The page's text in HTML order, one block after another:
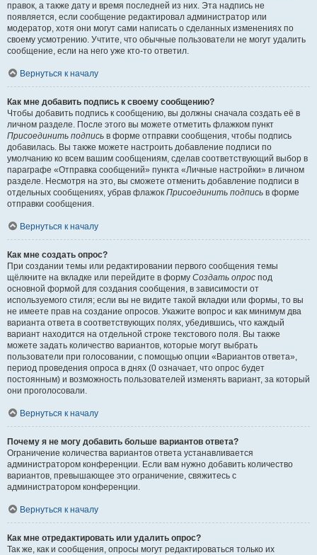
правок, а также дату и время последней из них. Эта надпись не
появляется, если сообщение редактировал администратор или
модератор, хотя они могут сами написать о сделанных изменениях по
своему усмотрению. Учтите, что обычные пользователи не могут удалить
сообщение, если на него уже кто-то ответил.
Вернуться к началу
Как мне добавить подпись к своему сообщению?
Чтобы добавить подпись к сообщению, вы должны сначала создать её в
личном разделе. После этого вы можете отметить флажком пункт
Присоединить подпись в форме отправки сообщения, чтобы подпись
добавилась. Вы также можете настроить добавление подписи по
умолчанию ко всем вашим сообщениям, сделав соответствующий выбор в
параграфе «Отправка сообщений» пункта «Личные настройки» в личном
разделе. Несмотря на это, вы сможете отменить добавление подписи в
отдельных сообщениях, убрав флажок Присоединить подпись в форме
отправки сообщения.
Вернуться к началу
Как мне создать опрос?
При создании темы или редактировании первого сообщения темы
щёлкните на вкладке или перейдите в форму Создать опрос под
основной формой для создания сообщения, в зависимости от
используемого стиля; если вы не видите такой вкладки или формы, то вы
не имеете прав на создание опросов. Укажите вопрос и как минимум два
варианта ответа в соответствующих полях, убедившись, что каждый
вариант находится на отдельной строке текстового поля. Вы также
можете задать количество вариантов, которые могут выбрать
пользователи при голосовании, с помощью опции «Вариантов ответа»,
период проведения опроса в днях (0 означает, что опрос будет
постоянным) и возможность пользователей изменять вариант, за который
они проголосовали.
Вернуться к началу
Почему я не могу добавить больше вариантов ответа?
Ограничение количества вариантов ответа устанавливается
администратором конференции. Если вам нужно добавить количество
вариантов, превышающее это ограничение, свяжитесь с
администратором конференции.
Вернуться к началу
Как мне отредактировать или удалить опрос?
Так же, как и сообщения, опросы могут редактироваться только их